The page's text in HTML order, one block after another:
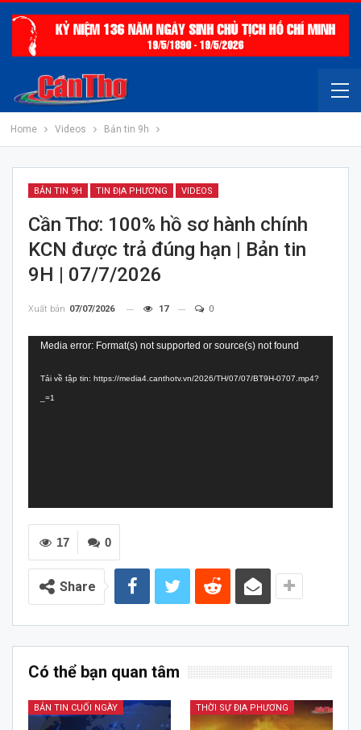
Home Videos Bản tin 9h
BẢN TIN 9H TIN ĐỊA PHƯƠNG VIDEOS
Cần Thơ: 100% hồ sơ hành chính
KCN được trả đúng hạn | Bản tin
9H | 07/7/2026
Xuất bản 07/07/2026 17 0
Trình
Video
Media error: Format(s) not supported or source(s) not found
Tải về tập tin: https://media4.canthotv.vn/2026/TH/07/07/BT9H-0707.mp4?
_=1
0
17
Share
Có thể bạn quan tâm
BẢN TIN CUỐI NGÀY THỜI SỰ ĐỊA PHƯƠNG